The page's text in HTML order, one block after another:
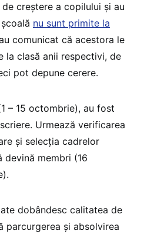
creștere a copilului și au
nu sunt primite la
comunicat că acestora le
la clasă anii respectivi, de
pot depune cerere.
– 15 octombrie), au fost
Urmează verificarea
și selecția cadrelor
membri (16
dobândesc calitatea de
parcurgerea și absolvirea